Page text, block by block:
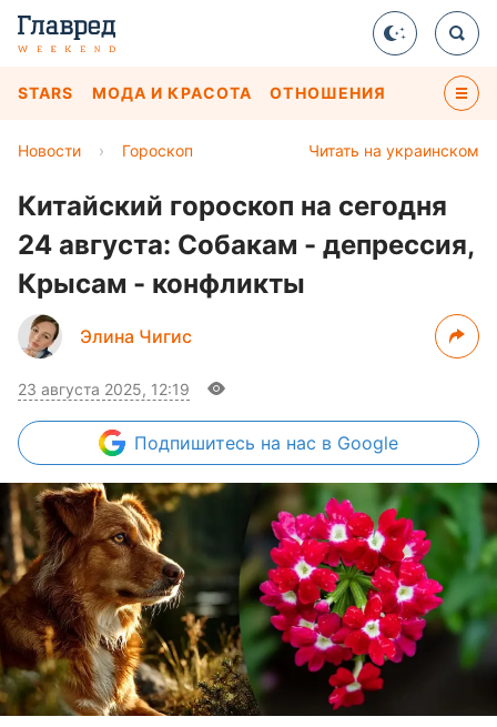
STARS МОДА И КРАСОТА ОТНОШЕНИЯ
Читать на украинском
Новости › Гороскоп
Китайский гороскоп на сегодня
24 августа: Собакам - депрессия,
Крысам - конфликты
Элина Чигис
23 августа 2025, 12:19
Подпишитесь на нас в Google